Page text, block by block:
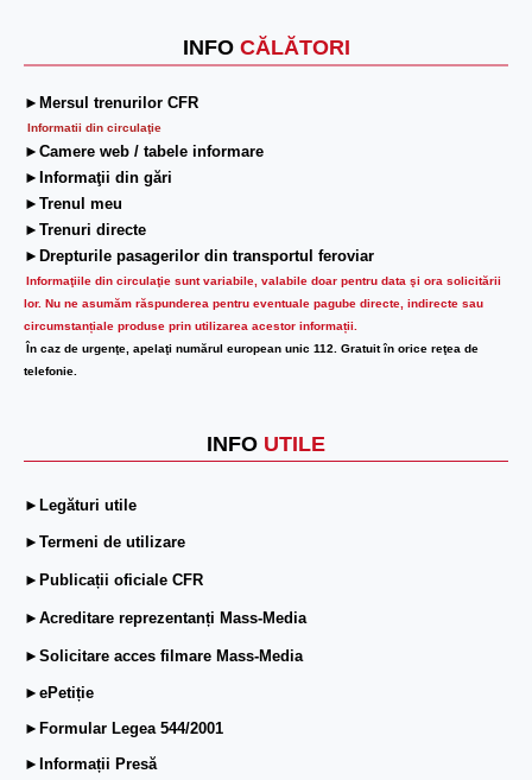
INFO CĂLĂTORI
►Mersul trenurilor CFR
Informatii din circulaţie
►Camere web / tabele informare
►Informaţii din gări
►Trenul meu
►Trenuri directe
►Drepturile pasagerilor din transportul feroviar
Informaţiile din circulaţie sunt variabile, valabile doar pentru data şi ora solicitării
lor. Nu ne asumăm răspunderea pentru eventuale pagube directe, indirecte sau
circumstanțiale produse prin utilizarea acestor informații.
În caz de urgenţe, apelaţi numărul european unic 112. Gratuit în orice reţea de
telefonie.
INFO UTILE
►Legături utile
►Termeni de utilizare
►Publicații oficiale CFR
►Acreditare reprezentanți Mass-Media
►Solicitare acces filmare Mass-Media
►ePetiție
►Formular Legea 544/2001
►Informații Presă